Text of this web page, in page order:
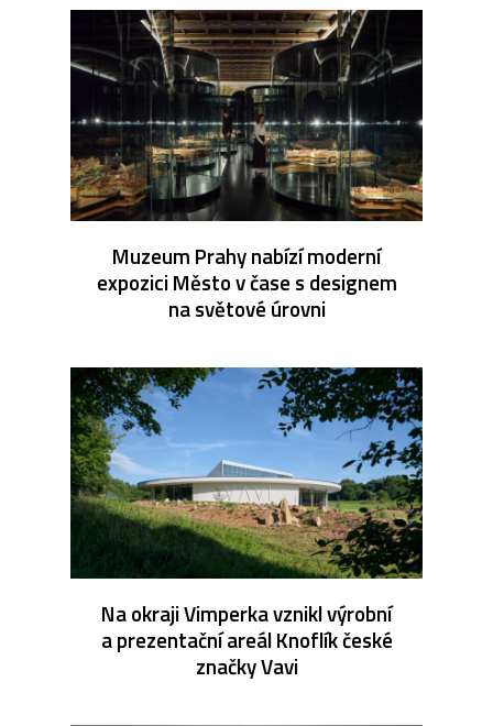
Muzeum Prahy nabízí moderní
expozici Město v čase s designem
na světové úrovni
Na okraji Vimperka vznikl výrobní
a prezentační areál Knoflík české
značky Vavi